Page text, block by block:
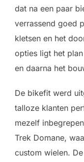
dat na een paar
verrassend goed
kletsen en het
opties ligt het
en daarna het
De bikefit werd
talloze klanten
mezelf
Trek Domane,
custom wielen.